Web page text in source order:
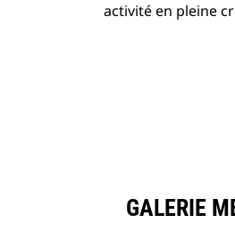
activité en pleine
GALERIE